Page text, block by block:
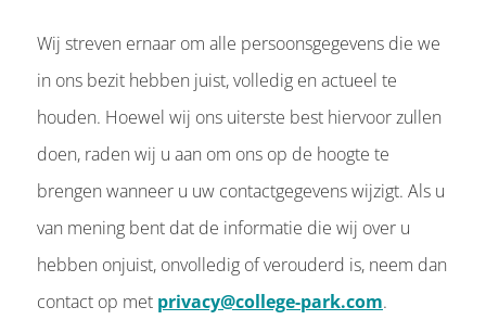
Wij streven ernaar om alle persoonsgegevens die we
in ons bezit hebben juist, volledig en actueel te
houden. Hoewel wij ons uiterste best hiervoor zullen
doen, raden wij u aan om ons op de hoogte te
brengen wanneer u uw contactgegevens wijzigt. Als u
van mening bent dat de informatie die wij over u
hebben onjuist, onvolledig of verouderd is, neem dan
contact op met privacy@college-park.com.